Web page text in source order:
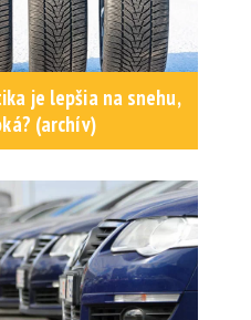
je lepšia na snehu,
(archív)